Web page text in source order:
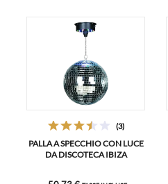
(3)
PALLA A SPECCHIO CON LUCE
DA DISCOTECA IBIZA